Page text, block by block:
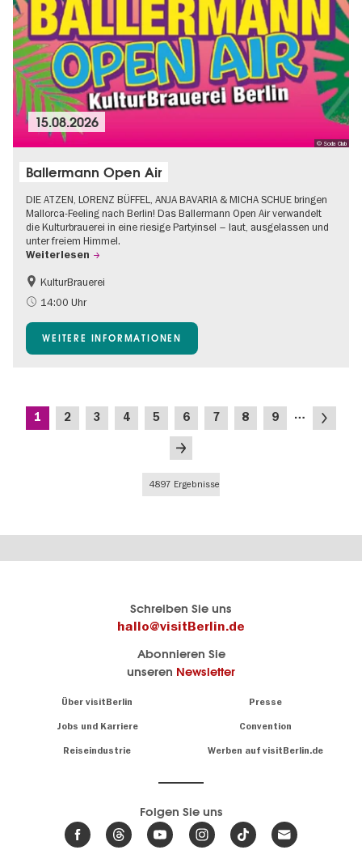
© Soda Club
15.08.2026
Ballermann Open Air
DIE ATZEN, LORENZ BÜFFEL, ANJA BAVARIA & MICHA SCHUE bringen
Mallorca-Feeling nach Berlin! Das Ballermann Open Air verwandelt
die Kulturbrauerei in eine riesige Partyinsel – laut, ausgelassen und
unter freiem Himmel.
Weiterlesen
Barrierefrei
Going local Berlin
Open Air
KulturBrauerei
14:00 Uhr
WEITERE INFORMATIONEN
Seitennummerierung
Aktuelle
1 Seite
2 Seite
3 Seite
4 Seite
5 Seite
6 Seite
7 Seite
8 Seite
9 …
Nächste
Letzte
4897 Ergebnisse
Schreiben Sie uns
hallo@visitBerlin.de
Abonnieren Sie
unseren Newsletter
Über visitBerlin Presse
Jobs und Karriere Convention
Reiseindustrie Werben auf visitBerlin.de
sind
für Sie da.
Tickets
Insidertipps
Folgen Sie uns